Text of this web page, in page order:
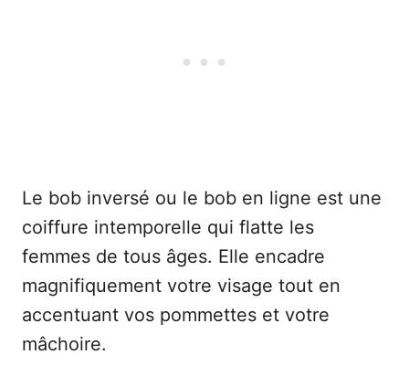
Le bob inversé ou le bob en ligne est une
coiffure intemporelle qui flatte les
femmes de tous âges. Elle encadre
magnifiquement votre visage tout en
accentuant vos pommettes et votre
mâchoire.